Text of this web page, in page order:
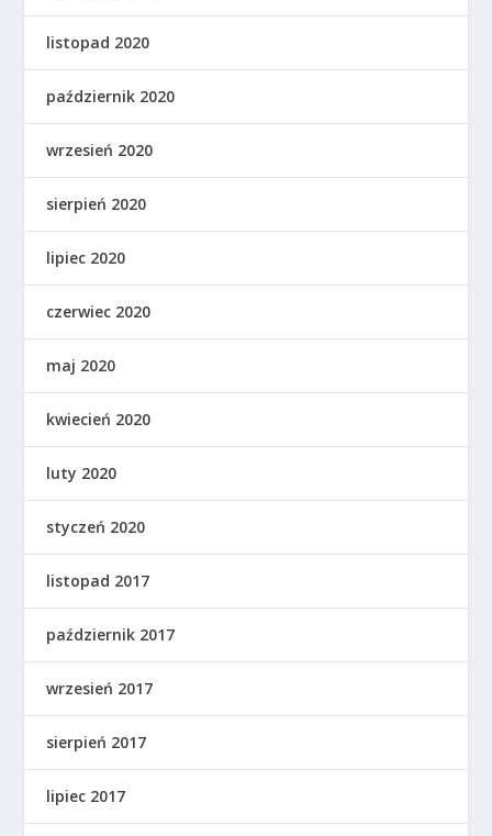
listopad 2020
październik 2020
wrzesień 2020
sierpień 2020
lipiec 2020
czerwiec 2020
maj 2020
kwiecień 2020
luty 2020
styczeń 2020
listopad 2017
październik 2017
wrzesień 2017
sierpień 2017
lipiec 2017